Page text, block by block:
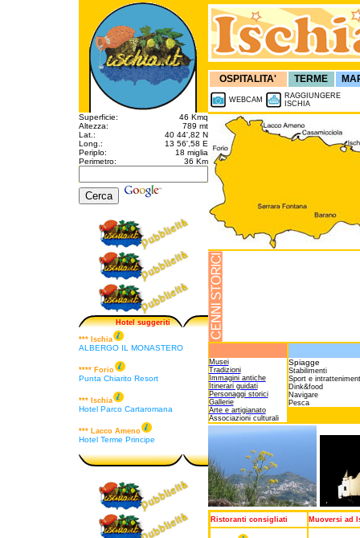
OSPITALITA' TERME
WEBCAM
RAGGIUNGERE
ISCHIA
Superficie:
46 Kmq
Altezza:
789 mt
Lat.:
40 44',82 N
Long.:
13 56',58 E
Periplo:
18 miglia
Perimetro:
36 Km
Hotel suggeriti
*** Ischia
ALBERGO IL MONASTERO
**** Forio
Punta Chiarito Resort
*** Ischia
Hotel Parco Cartaromana
*** Lacco Ameno
Hotel Terme Principe
Musei
Tradizioni
Immagini antiche
Itinerari guidati
Personaggi storici
Gallerie
Arte e artigianato
Associazioni culturali
Spiagge
Stabilimenti
Sport e
Dink&food
Navigare
Pesca
Ristoranti consigliati Muoversi ad